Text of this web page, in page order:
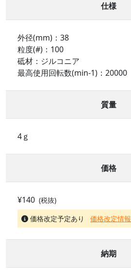
仕様
外径(mm)：38
粒度(#)：100
砥材：ジルコニア
最高使用回転数(min-1)：20000
質量
4ｇ
価格
¥140 (税抜)
価格改定予定あり
価格改定情報
納期